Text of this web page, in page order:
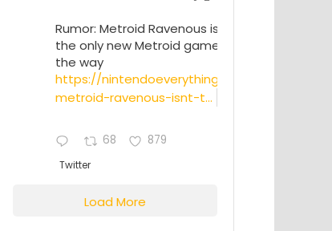
Rumor: Metroid Ravenous isn’t
the only new Metroid game on
the way
https://nintendoeverything.com/rumor-
metroid-ravenous-isnt-t...
68 879
Twitter
Load More